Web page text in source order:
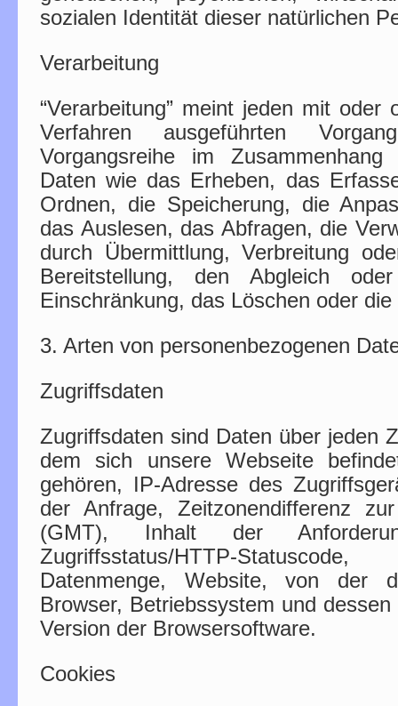
sozialen Identität dieser natürlichen
Verarbeitung
“Verarbeitung” meint jeden mit oder
Verfahren ausgeführten
Vorgangsreihe im Zusammenhang
Daten wie das Erheben, das
Ordnen, die Speicherung, die
das Auslesen, das Abfragen, die
durch Übermittlung, Verbreitung
Bereitstellung, den Abgleich
Einschränkung, das Löschen oder
3. Arten von personenbezogenen
Zugriffsdaten
Zugriffsdaten sind Daten über jeden
dem sich unsere Webseite
gehören, IP-Adresse des
der Anfrage, Zeitzonendifferenz
(GMT), Inhalt der
Zugriffsstatus/HTTP-
Datenmenge, Website, von der
Browser, Betriebssystem und
Version der Browsersoftware.
Cookies